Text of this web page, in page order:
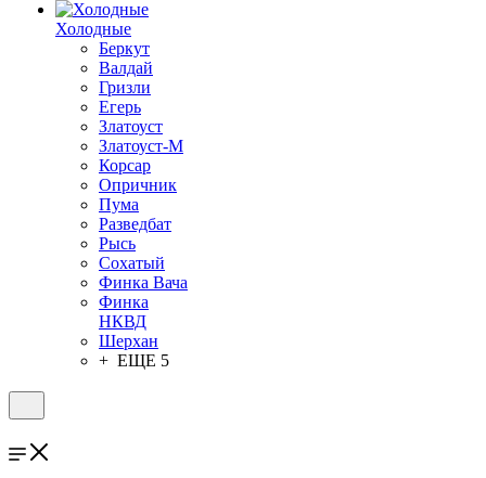
Холодные
Беркут
Валдай
Гризли
Егерь
Златоуст
Златоуст-М
Корсар
Опричник
Пума
Разведбат
Рысь
Сохатый
Финка Вача
Финка
НКВД
Шерхан
+ ЕЩЕ 5